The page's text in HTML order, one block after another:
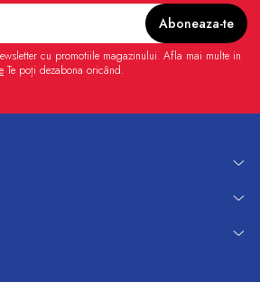
cu promotiile magazinului. Afla mai multe in
Te poți dezabona oricând.